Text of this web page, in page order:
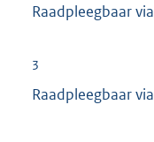
Raadpleegbaar via
3
Raadpleegbaar via